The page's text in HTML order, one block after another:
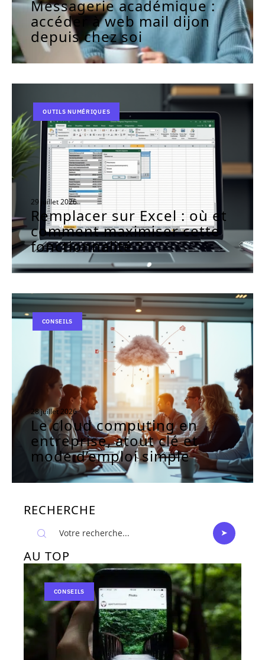
Messagerie académique :
accéder à web mail dijon
depuis chez soi
OUTILS NUMÉRIQUES
29 juillet 2026
Remplacer sur Excel : où et
comment maximiser cette
fonctionnalité ?
CONSEILS
28 juillet 2026
Le cloud computing en
entreprise, atout clé et
mode d’emploi simple
RECHERCHE
AU TOP
CONSEILS